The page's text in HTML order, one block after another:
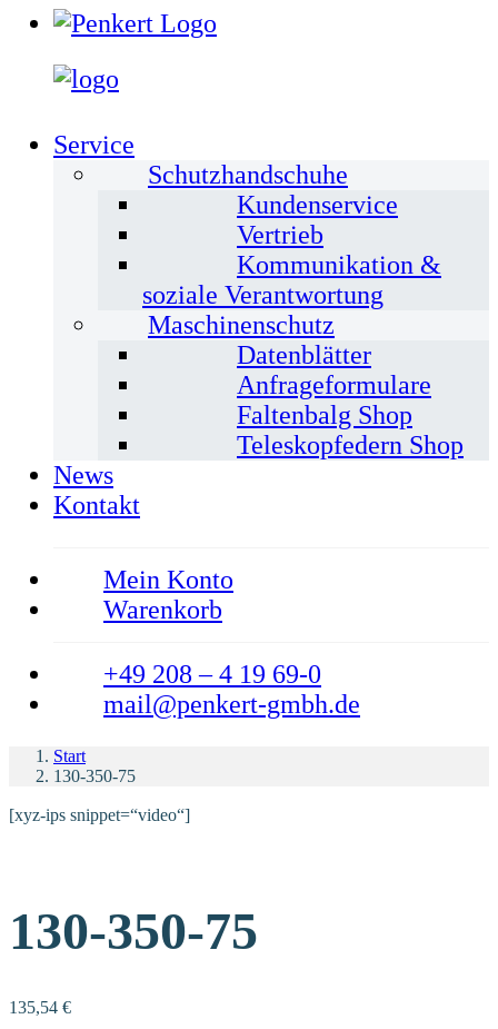
Service
Schutzhandschuhe
Kundenservice
Vertrieb
Kommunikation &
soziale Verantwortung
Maschinenschutz
Datenblätter
Anfrageformulare
Faltenbalg Shop
Teleskopfedern Shop
News
Kontakt
Mein Konto
Warenkorb
+49 208 – 4 19 69-0
mail@penkert-gmbh.de
Start
130-350-75
[xyz-ips snippet=“video“]
130-350-75
135,54 €